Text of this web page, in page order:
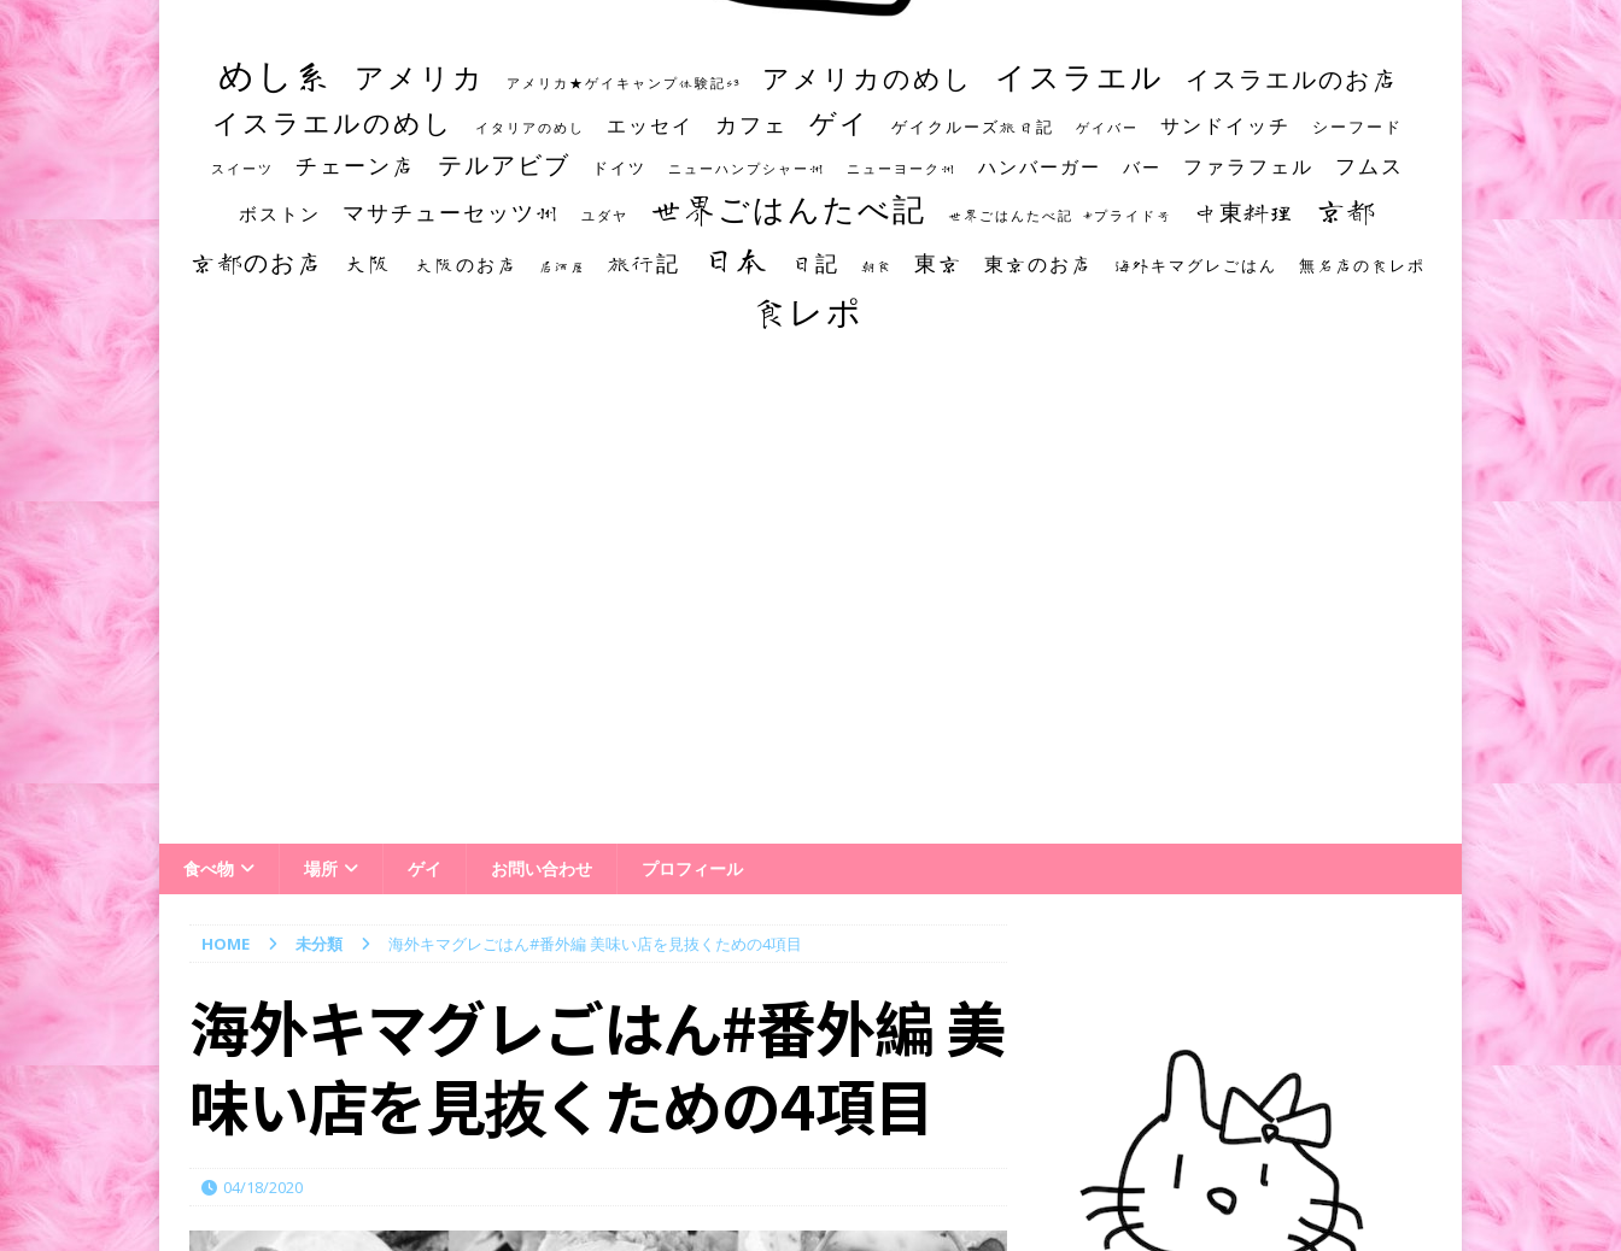
めし系 アメリカ アメリカ★ゲイキャンプ体験記S3 アメリカのめし イスラエル イスラエルのお店
イスラエルのめし イタリアのめし エッセイ カフェ ゲイ ゲイクルーズ旅日記 ゲイバー サンドイッチ シーフード
スイーツ チェーン店 テルアビブ ドイツ ニューハンプシャー州 ニューヨーク州 ハンバーガー バー ファラフェル フムス
ボストン マサチューセッツ州 ユダヤ 世界ごはんたべ記 世界ごはんたべ記 #プライド号 中東料理 京都
京都のお店 大阪 大阪のお店 居酒屋 旅行記 日本 日記 朝食 東京 東京のお店 海外キマグレごはん 無名店の食レポ
食レポ
食べ物 場所 ゲイ お問い合わせ プロフィール
HOME 未分類 海外キマグレごはん#番外編 美味い店を見抜くための4項目
海外キマグレごはん#番外編 美
味い店を見抜くための4項目
04/18/2020